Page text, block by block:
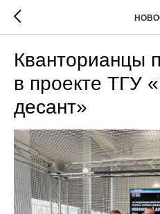
Кванторианцы
в проекте ТГУ
десант»